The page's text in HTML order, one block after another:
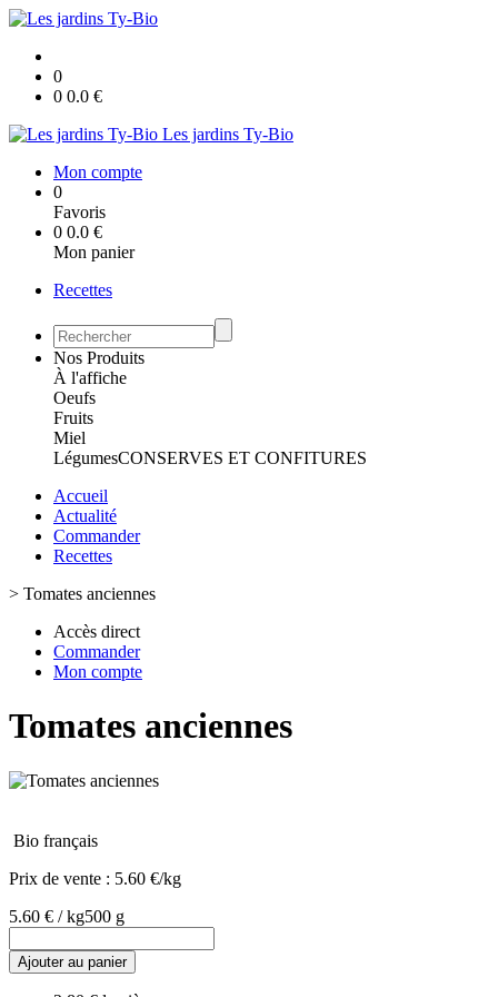
0
0 0.0 €
Les jardins Ty-Bio
Mon compte
0
Favoris
0 0.0 €
Mon panier
Recettes
Nos Produits
À l'affiche
Oeufs
Fruits
Miel
LégumesCONSERVES ET CONFITURES
Accueil
Actualité
Commander
Recettes
> Tomates anciennes
Accès direct
Commander
Mon compte
Tomates anciennes
Bio français
Prix de vente : 5.60 €/kg
5.60 € / kg500 g
Ajouter au panier